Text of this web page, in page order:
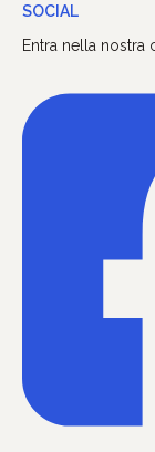
SOCIAL
Entra nella nostra